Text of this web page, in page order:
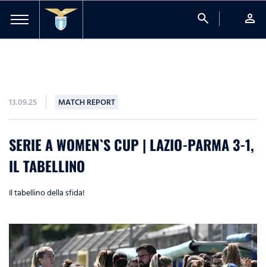
search person
13.09.25 MATCH REPORT
SERIE A WOMEN`S CUP | LAZIO-PARMA 3-1,
IL TABELLINO
Il tabellino della sfida!